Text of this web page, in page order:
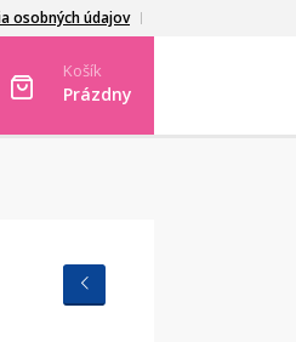
osobných údajov
Košík
Prázdny